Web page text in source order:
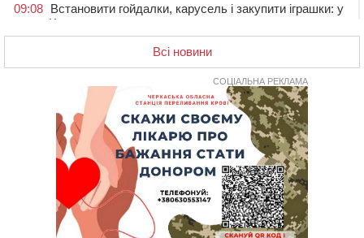
09:08 Встановити гойдалки, карусель і закупити іграшки: у
Черкасах просять покращити умови в дитсадку
“На щиті” у Чорнобаївську громаду повертається
полеглий біля Кліщіївки воїн
Понад 968 мільйонів гривень земельного податку
сплатили на Черкащині
06 СЕРПНЯ 2026, ЧЕТВЕР
Вісім медалей, з яких чотири золоті: черкаські
спортсмени тріумфували на чемпіонаті України
На Черкащині спека протримається ще день
Педагогів Черкас запрошують на зустріч із
переможцем Global Teacher Prize Ukraine 2023
Всі новини
СОЦІАЛЬНА РЕКЛАМА